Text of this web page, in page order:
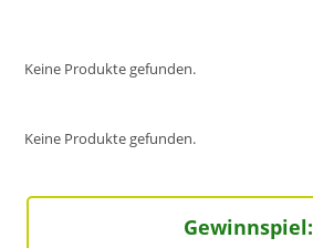
Keine Produkte gefunden.
Keine Produkte gefunden.
Gewinnspiel: